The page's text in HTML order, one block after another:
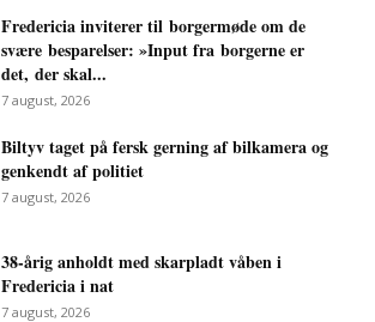
Fredericia inviterer til borgermøde om de
svære besparelser: »Input fra borgerne er
det, der skal...
7 august, 2026
Biltyv taget på fersk gerning af bilkamera og
genkendt af politiet
7 august, 2026
38-årig anholdt med skarpladt våben i
Fredericia i nat
7 august, 2026